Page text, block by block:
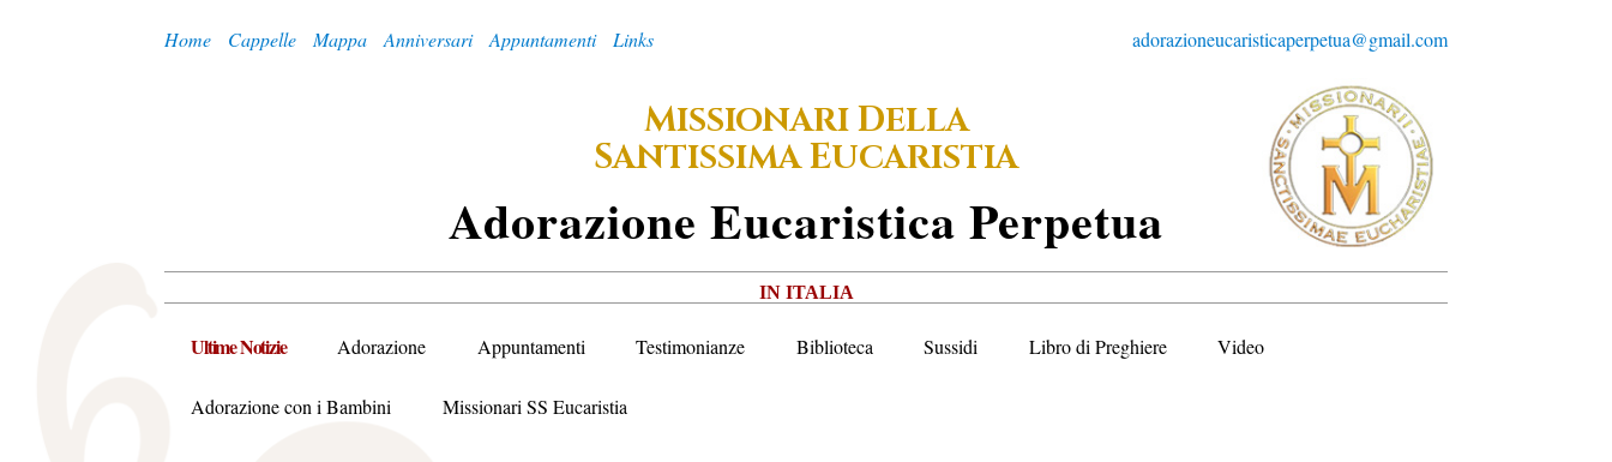
adorazioneucaristicaperpetua@gmail.com
Home Cappelle Mappa Anniversari Appuntamenti Links
MISSIONARIDELLA
SANTISSIMAEUCARISTIA
ADorazione EUcaristica PErpetua
IN ITALIA
Ultime Notizie Adorazione Appuntamenti Testimonianze Biblioteca Sussidi Libro di Preghiere Video
Adorazione con i Bambini Missionari SS Eucaristia